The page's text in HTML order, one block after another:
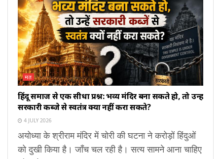
मत
हिंदू समाज से एक सीधा प्रश्न: भव्य मंदिर बना सकते हो, तो उन्हें
सरकारी कब्जे से स्वतंत्र क्यों नहीं करा सकते?
4 JULY 2026
अयोध्या के श्रीराम मंदिर में चोरी की घटना ने करोड़ों हिंदुओं
को दुखी किया है। जाँच चल रही है। सत्य सामने आना चाहिए